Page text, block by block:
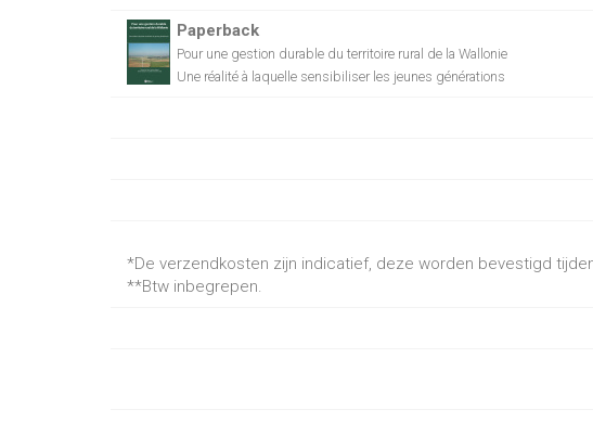
Paperback
Pour une gestion durable du territoire rural de la Wallonie
Une réalité à laquelle sensibiliser les jeunes générations
*De verzendkosten zijn indicatief, deze worden bevestigd
**Btw inbegrepen.